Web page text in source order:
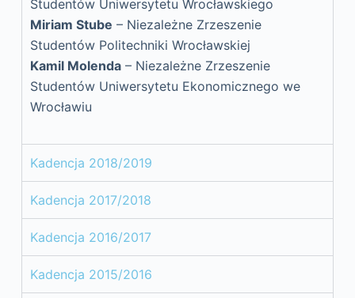
Studentów Uniwersytetu Wrocławskiego
Miriam Stube – Niezależne Zrzeszenie
Studentów Politechniki Wrocławskiej
Kamil Molenda– Niezależne Zrzeszenie
Studentów Uniwersytetu Ekonomicznego we
Wrocławiu
Kadencja 2018/2019
Kadencja 2017/2018
Kadencja 2016/2017
Kadencja 2015/2016